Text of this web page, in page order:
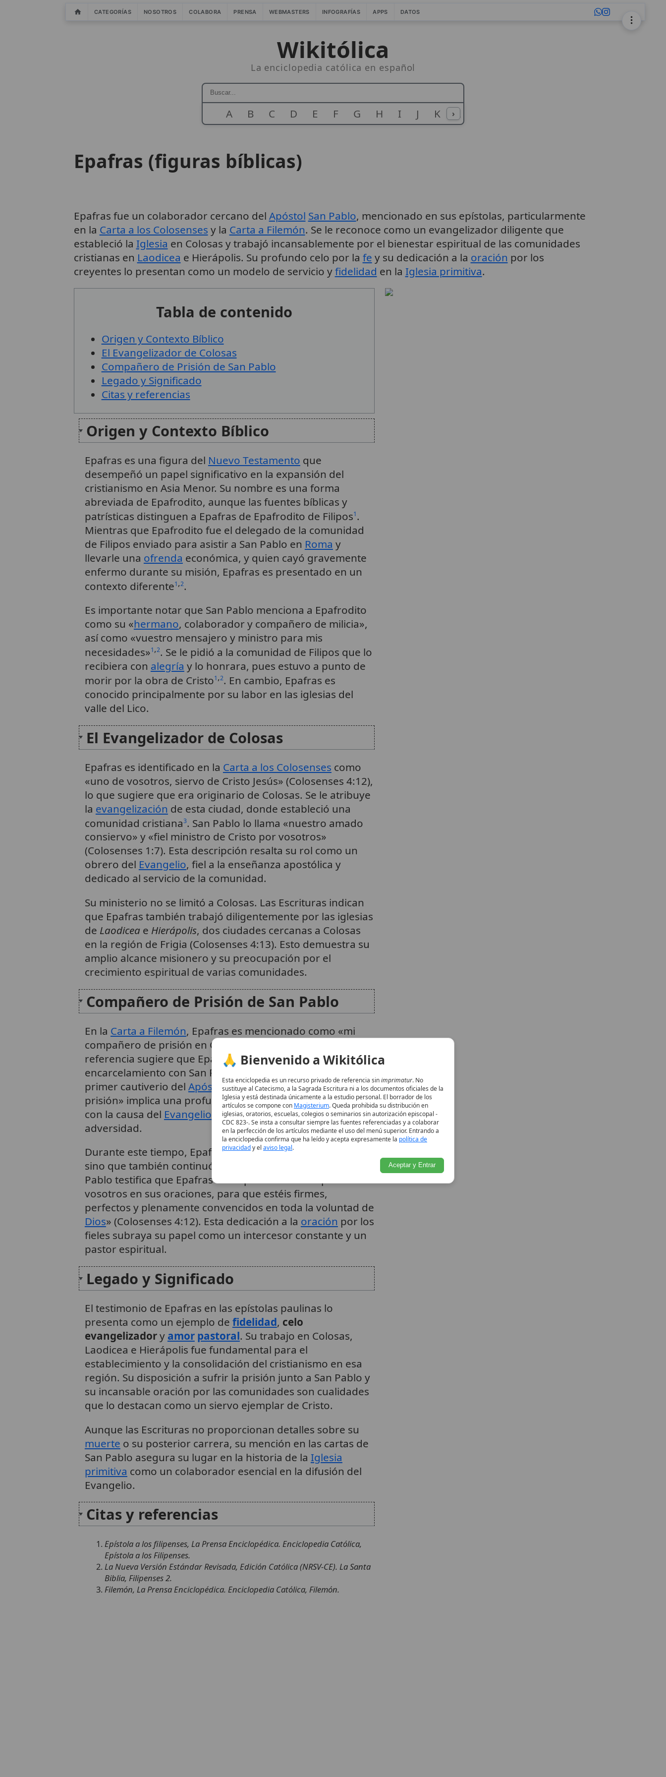
CATEGORÍAS NOSOTROS COLABORA PRENSA WEBMASTERS INFOGRAFÍAS APPS DATOS
Wikitólica
La enciclopedia católica en español
A B C D E F G H I J K L
›
Epafras (figuras bíblicas)
Epafras fue un colaborador cercano del Apóstol San Pablo, mencionado en sus epístolas, particularmente
en la Carta a los Colosenses y la Carta a Filemón. Se le reconoce como un evangelizador diligente que
estableció la Iglesia en Colosas y trabajó incansablemente por el bienestar espiritual de las comunidades
cristianas en Laodicea e Hierápolis. Su profundo celo por la fe y su dedicación a la oración por los
creyentes lo presentan como un modelo de servicio yfidelidad en la Iglesia primitiva.
Tabla de contenido
Origen y Contexto Bíblico
El Evangelizador de Colosas
Compañero de Prisión de San Pablo
Legado y Significado
Citas y referencias
Origen y Contexto Bíblico
Epafras es una figura del Nuevo Testamento que
desempeñó un papel significativo en la expansión del
cristianismo en Asia Menor. Su nombre es una forma
abreviada de Epafrodito, aunque las fuentes bíblicas y
patrísticas distinguen a Epafras de Epafrodito de Filipos1.
Mientras que Epafrodito fue el delegado de la comunidad
de Filipos enviado para asistir a San Pablo en Roma y
llevarle una ofrenda económica, y quien cayó gravemente
enfermo durante su misión, Epafras es presentado en un
contexto diferente1,2.
Es importante notar que San Pablo menciona a Epafrodito
como su «hermano, colaborador y compañero de milicia»,
así como «vuestro mensajero y ministro para mis
necesidades»1,2. Se le pidió a la comunidad de Filipos que lo
recibiera con alegría y lo honrara, pues estuvo a punto de
morir por la obra de Cristo1,2. En cambio, Epafras es
conocido principalmente por su labor en las iglesias del
valle del Lico.
El Evangelizador de Colosas
Epafras es identificado en la Carta a los Colosenses como
«uno de vosotros, siervo de Cristo Jesús» (Colosenses 4:12),
lo que sugiere que era originario de Colosas. Se le atribuye
la evangelización de esta ciudad, donde estableció una
comunidad cristiana3. San Pablo lo llama «nuestro amado
consiervo» y «fiel ministro de Cristo por vosotros»
(Colosenses 1:7). Esta descripción resalta su rol como un
obrero del Evangelio, fiel a la enseñanza apostólica y
dedicado al servicio de la comunidad.
Su ministerio no se limitó a Colosas. Las Escrituras indican
que Epafras también trabajó diligentemente por las iglesias
de Laodiceae Hierápolis, dos ciudades cercanas a Colosas
en la región de Frigia (Colosenses 4:13). Esto demuestra su
amplio alcance misionero y su preocupación por el
crecimiento espiritual de varias comunidades.
Compañero de Prisión de San Pablo
En la Carta a Filemón, Epafras es mencionado como «mi
compañero de prisión en Cristo Jesús» (Filemón 1:23). Esta
referencia sugiere que Epafras compartió el
encarcelamiento con San Pablo, probablemente durante el
primer cautiverio del ApóstolenRoma. Ser «compañero de
prisión» implica una profundasolidaridady compromiso
con la causa del Evangelio , incluso en medio de la
adversidad.
Durante este tiempo, Epafras no solo acompañó a Pablo,
sino que también continuó su labor de
Pablo testifica que Epafras «siempre se esfuerza por
vosotros en sus oraciones, para que estéis firmes,
perfectos y plenamente convencidos en toda la voluntad de
Dios» (Colosenses 4:12). Esta dedicación a la oración por los
fieles subraya su papel como un intercesor constante y un
pastor espiritual.
Legado y Significado
El testimonio de Epafras en las epístolas paulinas lo
presenta como un ejemplo de fidelidad, celo
evangelizadory amor pastoral. Su trabajo en Colosas,
Laodicea e Hierápolis fue fundamental para el
establecimiento y la consolidación del cristianismo en esa
región. Su disposición a sufrir la prisión junto a San Pablo y
su incansable oración por las comunidades son cualidades
que lo destacan como un siervo ejemplar de Cristo.
Aunque las Escrituras no proporcionan detalles sobre su
muerte o su posterior carrera, su mención en las cartas de
San Pablo asegura su lugar en la historia de la Iglesia
primitiva como un colaborador esencial en la difusión del
Evangelio.
Citas y referencias
Epístola a los filipenses, La Prensa Enciclopédica. Enciclopedia Católica,
Epístola a los Filipenses.
La Nueva Versión Estándar Revisada, Edición Católica (NRSV-CE). La Santa
Biblia, Filipenses 2.
Filemón, La Prensa Enciclopédica. Enciclopedia Católica, Filemón.
🙏 Bienvenido a Wikitólica
Esta enciclopedia es un recurso privado de referencia sinimprimatur. No
sustituye al Catecismo, a la Sagrada Escritura ni a los documentos oficiales de la
Iglesia y está destinada únicamente a la estudio personal. El borrador de los
artículos se compone con Magisterium. Queda prohibida su distribución en
iglesias, oratorios, escuelas, colegios o seminarios sin autorización episcopal -
CDC 823-. Se insta a consultar siempre las fuentes referenciadas y a colaborar
en la perfección de los artículos mediante el uso del menú superior. Entrando a
la enciclopedia confirma que ha leído y acepta expresamente la política de
privacidady el aviso legal.
Aceptar y Entrar